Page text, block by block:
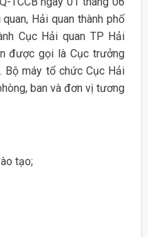
Hải quan thành phố
Cục Hải quan TP Hải
được gọi là Cục trưởng
Bộ máy tổ chức Cục Hải
ban và đơn vị tương
tạo;